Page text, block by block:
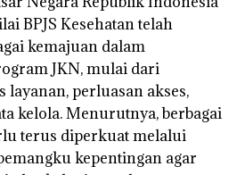
BPJS Kesehatan telah
kemajuan dalam
JKN, mulai dari
perluasan akses,
kelola. Menurutnya, berbagai
terus diperkuat melalui
kepentingan agar